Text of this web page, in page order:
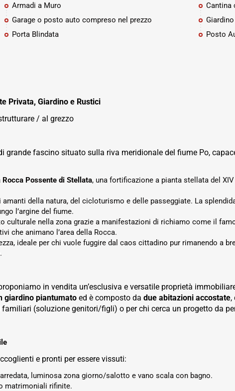
Armadi a Muro
Cantina
Garage o posto auto compreso nel prezzo
Giardino
Porta Blindata
Posto
Privata, Giardino e Rustici
/ al grezzo
grande fascino situato sulla riva meridionale del fiume Po,
Rocca Possente di Stellata, una fortificazione a pianta stellata del
della natura, del cicloturismo e delle passeggiate. La
l’argine del fiume.
culturale nella zona grazie a manifestazioni di richiamo come il
che animano l’area della Rocca.
ideale per chi vuole fuggire dal caos cittadino pur rimanendo a
in vendita un’esclusiva e versatile proprietà
giardino piantumato ed è composto da due abitazioni accostate,
(soluzione genitori/figli) o per chi cerca un progetto da
e pronti per essere vissuti:
luminosa zona giorno/salotto e vano scala con bagno.
matrimoniali rifinite.